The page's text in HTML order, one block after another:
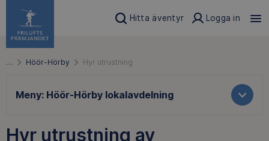
Hitta äventyr Logga in
… Höör-Hörby Hyr utrustning
Meny: Höör-Hörby lokalavdelning
Hyr utrustning av